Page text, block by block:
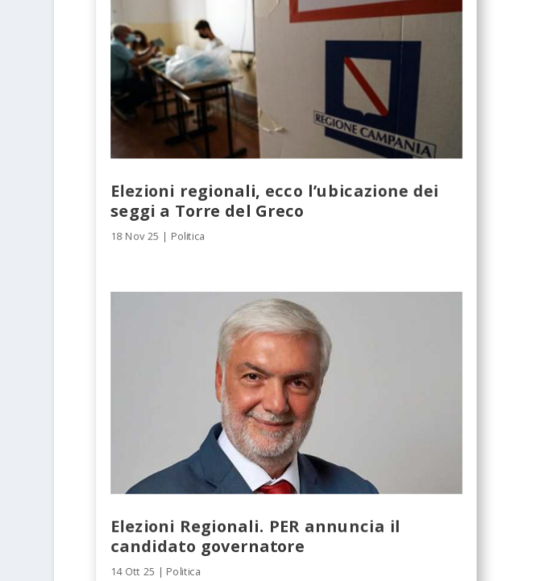
Elezioni regionali, ecco l’ubicazione dei
seggi a Torre del Greco
18 Nov 25 | Politica
Elezioni Regionali. PER annuncia il
candidato governatore
14 Ott 25 | Politica